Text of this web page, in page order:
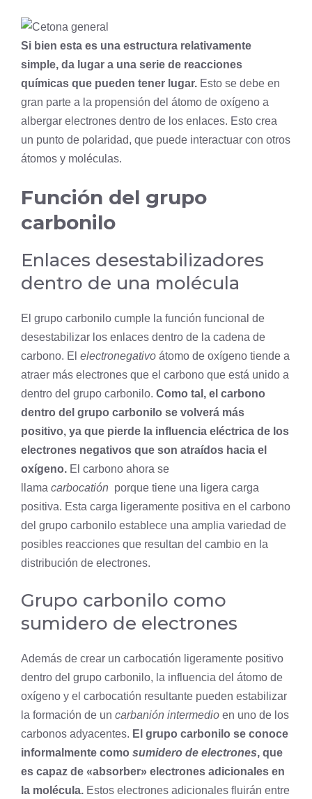
Si bien esta es una estructura relativamente
simple, da lugar a una serie de reacciones
químicas que pueden tener lugar. Esto se debe en
gran parte a la propensión del átomo de oxígeno a
albergar electrones dentro de los enlaces. Esto crea
un punto de polaridad, que puede interactuar con otros
átomos y moléculas.
Función del grupo
carbonilo
Enlaces desestabilizadores
dentro de una molécula
El grupo carbonilo cumple la función funcional de
desestabilizar los enlaces dentro de la cadena de
carbono. El electronegativo átomo de oxígeno tiende a
atraer más electrones que el carbono que está unido a
dentro del grupo carbonilo. Como tal, el carbono
dentro del grupo carbonilo se volverá más
positivo, ya que pierde la influencia eléctrica de los
electrones negativos que son atraídos hacia el
oxígeno. El carbono ahora se
llama carbocatión porque tiene una ligera carga
positiva. Esta carga ligeramente positiva en el carbono
del grupo carbonilo establece una amplia variedad de
posibles reacciones que resultan del cambio en la
distribución de electrones.
Grupo carbonilo como
sumidero de electrones
Además de crear un carbocatión ligeramente positivo
dentro del grupo carbonilo, la influencia del átomo de
oxígeno y el carbocatión resultante pueden estabilizar
la formación de un carbanión intermedio en uno de los
carbonos adyacentes. El grupo carbonilo se conoce
informalmente como sumidero de electrones, que
es capaz de «absorber» electrones adicionales en
la molécula. Estos electrones adicionales fluirán entre